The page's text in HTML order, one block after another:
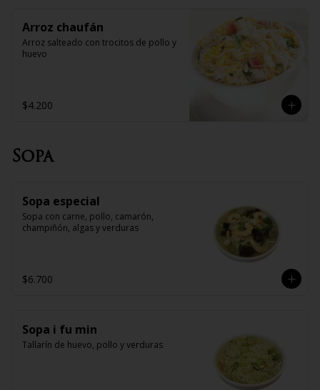
Arroz chaufán
Arroz salteado con trocitos de pollo y
huevo
$4.200
Sopa
Sopa especial
Sopa con carne, pollo, camarón,
champiñón, algas y verduras
$6.700
Sopa i fu min
Tallarín de huevo, pollo y verduras